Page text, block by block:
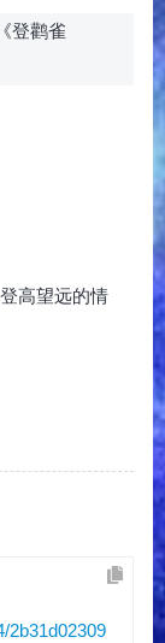
登鹳雀
高望远的情
2b31d02309